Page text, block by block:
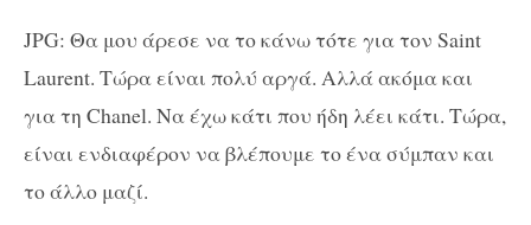
JPG: Θα μου άρεσε να το κάνω τότε για τον Saint
Laurent. Τώρα είναι πολύ αργά. Αλλά ακόμα και
για τη Chanel. Να έχω κάτι που ήδη λέει κάτι. Τώρα,
είναι ενδιαφέρον να βλέπουμε το ένα σύμπαν και
το άλλο μαζί.